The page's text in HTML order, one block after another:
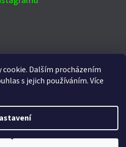
Dalším procházením
s jejich používáním. Více
pro Českou republiku
Shoptet
zahradni.cz. Všechna práva